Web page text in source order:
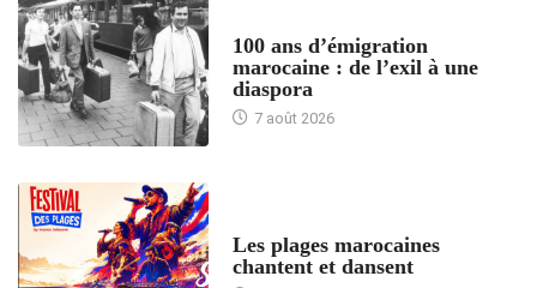
100 ans d’émigration
marocaine : de l’exil à une
diaspora
7 août 2026
Les plages marocaines
chantent et dansent